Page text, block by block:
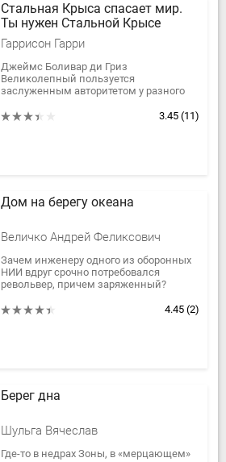
Стальная Крыса спасает мир.
Ты нужен Стальной Крысе
Гаррисон Гарри
Джеймс Боливар ди Гриз
Великолепный пользуется
заслуженным авторитетом у разного
авантюристов, хотя давно уже
3.45 (11)
Дом на берегу океана
Величко Андрей Феликсович
Зачем инженеру одного из оборонных
НИИ вдруг срочно потребовался
револьвер, причем заряженный?
летающая модель с телекамерой...4.45 (2)
Берег дна
Шульга Вячеслав
Где-то в недрах Зоны, в «мерцающем»